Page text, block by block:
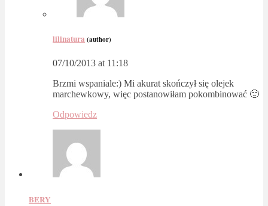
lilinatura (author)
07/10/2013 at 11:18
Brzmi wspaniale:) Mi akurat skończył się olejek
marchewkowy, więc postanowiłam pokombinować 🙂
Odpowiedz
BERY